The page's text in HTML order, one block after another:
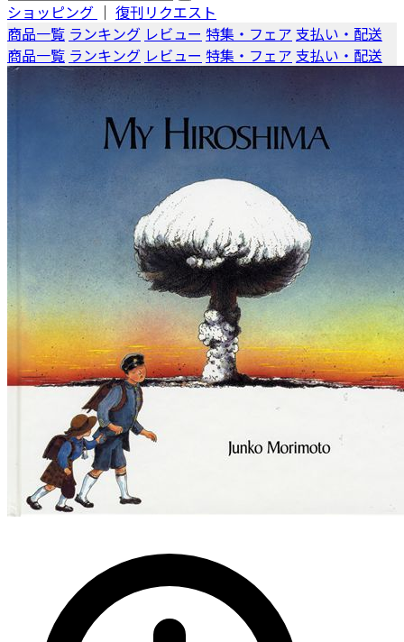
ショッピング ｜ 復刊リクエスト
商品一覧 ランキング レビュー 特集・フェア 支払い・配送
商品一覧 ランキング レビュー 特集・フェア 支払い・配送